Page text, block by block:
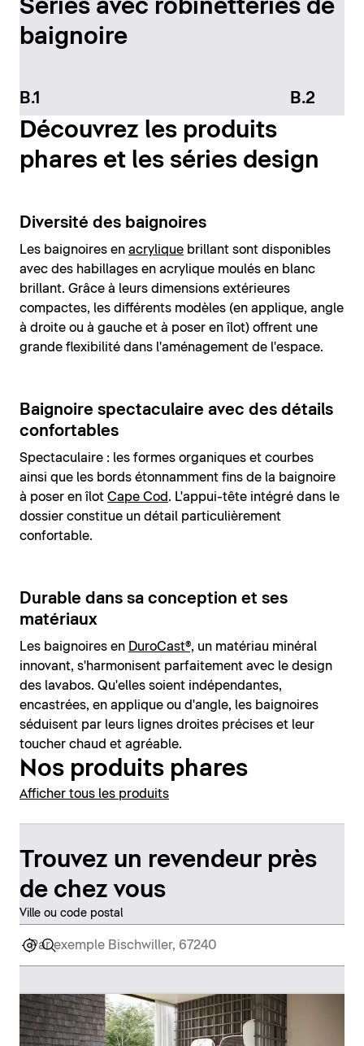
Séries avec robinetteries de
baignoire
B.1 B.2
Découvrez les produits
phares et les séries design
Diversité des baignoires
Les baignoires en acrylique brillant sont disponibles
avec des habillages en acrylique moulés en blanc
brillant. Grâce à leurs dimensions extérieures
compactes, les différents modèles (en applique, angle
à droite ou à gauche et à poser en îlot) offrent une
grande flexibilité dans l'aménagement de l'espace.
Baignoire spectaculaire avec des détails
confortables
Spectaculaire : les formes organiques et courbes
ainsi que les bords étonnamment fins de la baignoire
à poser en îlot Cape Cod. L'appui-tête intégré dans le
dossier constitue un détail particulièrement
confortable.
Durable dans sa conception et ses
matériaux
Les baignoires en DuroCast®, un matériau minéral
innovant, s'harmonisent parfaitement avec le design
des lavabos. Qu'elles soient indépendantes,
encastrées, en applique ou d'angle, les baignoires
séduisent par leurs lignes droites précises et leur
toucher chaud et agréable.
Nos produits phares
Afficher tous les produits
Trouvez un revendeur près
de chez vous
Ville ou code postal